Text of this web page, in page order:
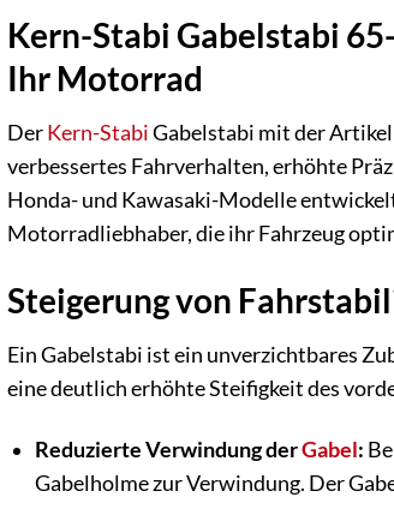
Kern-Stabi Gabelstabi
Ihr Motorrad
DerKern-StabiGabelstabi mit der
verbessertes Fahrverhalten, erhöhte
Honda- und Kawasaki-Modelle
Motorradliebhaber, die ihr Fahrzeug
Steigerung von
Ein Gabelstabi ist ein unverzichtbares
eine deutlich erhöhte Steifigkeit des
Reduzierte Verwindung derGabel:
Gabelholme zur Verwindung. Der